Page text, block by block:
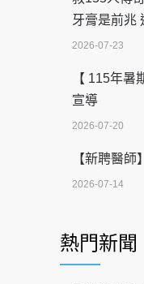
牙膏是前兆
2026-07-23
【 115年暑
宣導
2026-07-20
【新聘醫
2026-07-14
科能量
2026-07-08
熱門新聞